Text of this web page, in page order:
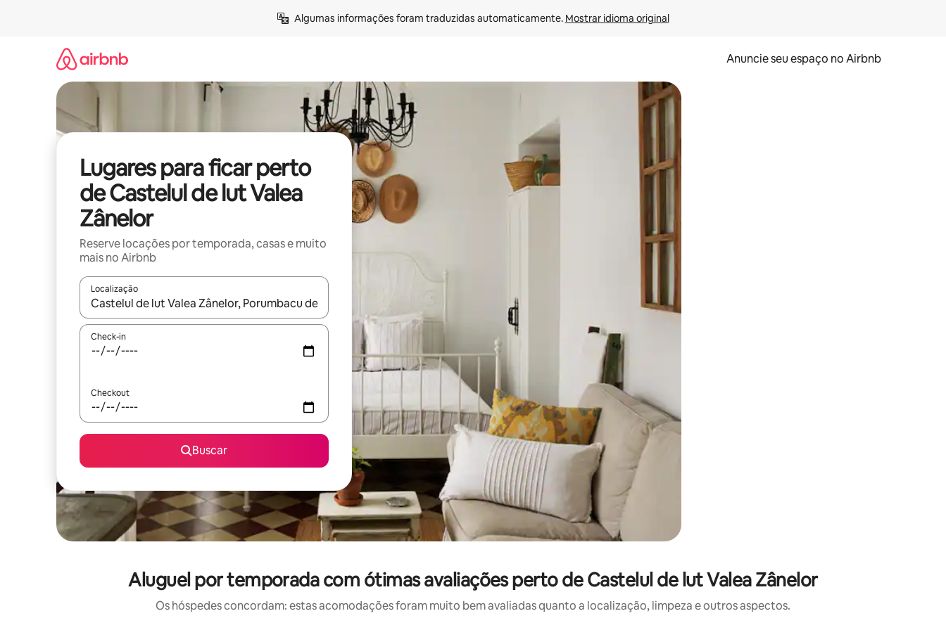
Algumas informações foram traduzidas automaticamente. Mostrar idioma original
Anuncie seu espaço no Airbnb
Lugares para ficar perto
de Castelul de lut Valea
Zânelor
Reserve locações por temporada, casas e muito
mais no Airbnb
Localização
Quando os resultados estiverem disponíveis, explore-os usando as seta para cima e para baixo do teclado ou tocando e deslizando o dedo na tela.
Check-in
Checkout
Buscar
Aluguel por temporada com ótimas avaliações perto de Castelul de lut Valea Zânelor
Os hóspedes concordam: estas acomodações foram muito bem avaliadas quanto a localização, limpeza e outros aspectos.